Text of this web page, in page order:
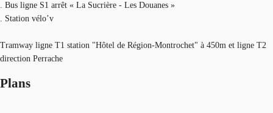
. Bus ligne S1 arrêt « La Sucrière - Les Douanes »
. Station vélo’v
Tramway ligne T1 station "Hôtel de Région-Montrochet" à 450m et ligne T2
direction Perrache
Plans